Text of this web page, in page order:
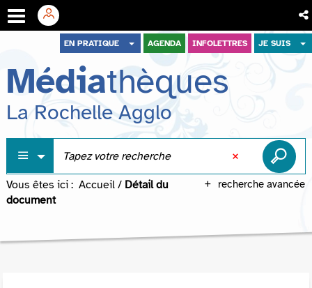
menu
contenu
recherche
EN PRATIQUE AGENDA INFOLETTRES JE SUIS
Médiathèques
La Rochelle Agglo
recherche avancée
Vous êtes ici : Accueil / Détail du
document